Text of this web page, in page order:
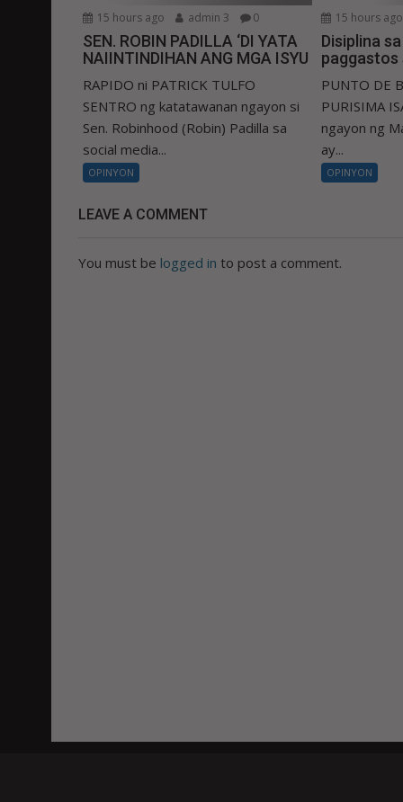
15 hours ago admin 3 0
SEN. ROBIN PADILLA ‘DI YATA
NAIINTINDIHAN ANG MGA ISYU
RAPIDO ni PATRICK TULFO
SENTRO ng katatawanan ngayon si
Sen. Robinhood (Robin) Padilla sa
social media...
OPINYON
15 hours ago
Disiplina
paggastos
PUNTO DE
PURISIMA
ngayon ng
ay...
OPINYON
LEAVE A COMMENT
You must be logged in to post a comment.